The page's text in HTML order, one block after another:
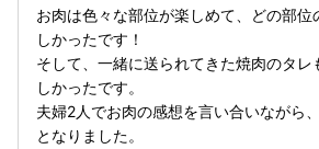
お肉は色々な部位が楽しめて、どの部位
しかったです！
そして、一緒に送られてきた焼肉のタレ
しかったです。
夫婦2人でお肉の感想を言い合いながら
となりました。